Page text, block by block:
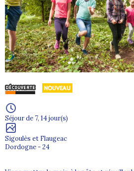
Séjour de 7, 14 jour(s)
Sigoulès et Flaugeac
Dordogne - 24